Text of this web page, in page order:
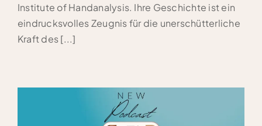
Institute of Handanalysis. Ihre Geschichte ist ein
eindrucksvolles Zeugnis für die unerschütterliche
Kraft des [...]